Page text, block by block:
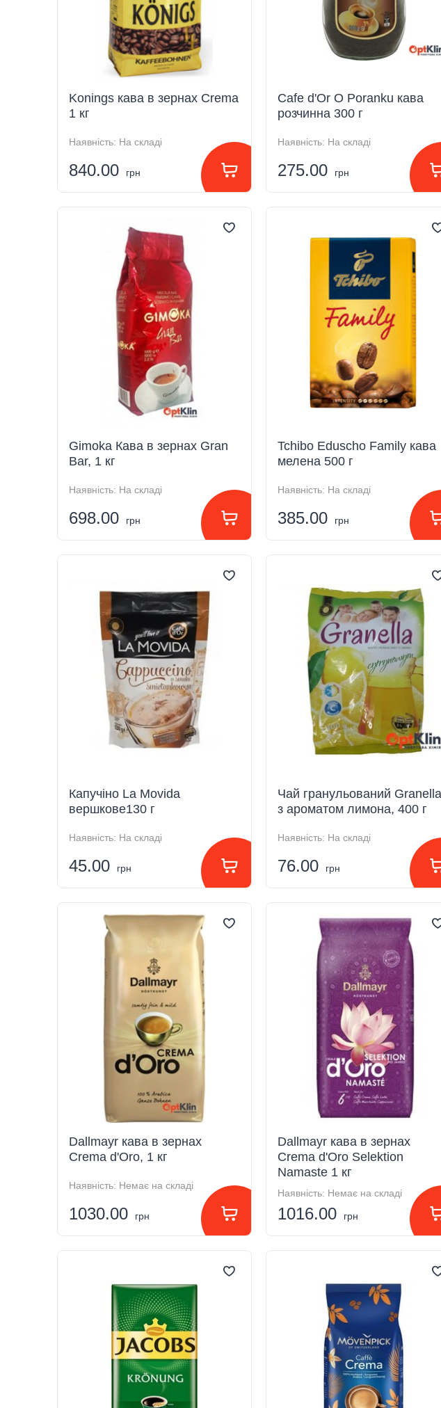
Konings кава в зернах Crema
1 кг
Наявність: На складі
840.00 грн
Cafe d'Or O Poranku кава
розчинна 300 г
Наявність: На складі
275.00 грн
Gimoka Кава в зернах Gran
Bar, 1 кг
Наявність: На складі
698.00 грн
Tchibo Eduscho Family кава
мелена 500 г
Наявність: На складі
385.00 грн
Капучіно La Movida
вершкове130 г
Наявність: На складі
45.00 грн
Чай гранульований Granella
з ароматом лимона, 400 г
Наявність: На складі
76.00 грн
Dallmayr кава в зернах
Crema d'Oro, 1 кг
Наявність: Немає на складі
1030.00 грн
Dallmayr кава в зернах
Crema d'Oro Selektion
Namaste 1 кг
Наявність: Немає на складі
1016.00 грн